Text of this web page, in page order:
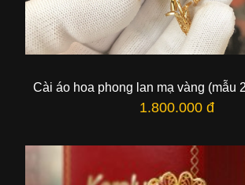
Cài áo hoa phong lan mạ vàng (mẫu
1.800.000 đ